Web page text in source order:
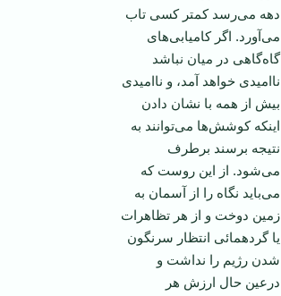
دهه می‌رسد کمتر کسی تاب
می‌آورد. اگر کاميابی‌های
گاه‌گاهی در ميان نباشد
نا‌اميدی خواهد آمد، و نا‌اميدی
بيش از همه با نشان دادن
اينکه کوشش‌ها می‌توانند به
نتيجه برسند برطرف
می‌شود. از اين روست که
می‌بايد نگاه را از آسمان به
زمين دوخت و از هر تظاهرات
يا گردهمائی انتظار سرنگون
شدن رژيم را نداشت و
درعين حال ارزش هر